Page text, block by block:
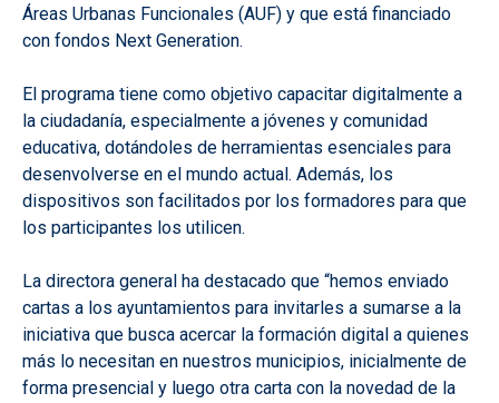
Áreas Urbanas Funcionales (AUF) y que está financiado
con fondos Next Generation.
El programa tiene como objetivo capacitar digitalmente a
la ciudadanía, especialmente a jóvenes y comunidad
educativa, dotándoles de herramientas esenciales para
desenvolverse en el mundo actual. Además, los
dispositivos son facilitados por los formadores para que
los participantes los utilicen.
La directora general ha destacado que “hemos enviado
cartas a los ayuntamientos para invitarles a sumarse a la
iniciativa que busca acercar la formación digital a quienes
más lo necesitan en nuestros municipios, inicialmente de
forma presencial y luego otra carta con la novedad de la